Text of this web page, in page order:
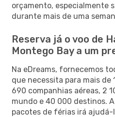
orçamento, especialmente
durante mais de uma
Reserva já o voo de
Montego Bay a um
Na eDreams, fornecemos
que necessita para mais de
690 companhias aéreas, 2
mundo e 40 000 destinos.
pacotes de férias irá ajudá-